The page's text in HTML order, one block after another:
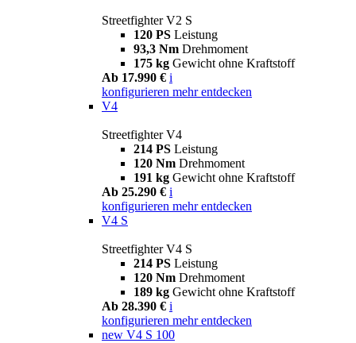
Streetfighter V2 S
120 PS Leistung
93,3 Nm Drehmoment
175 kg Gewicht ohne Kraftstoff
Ab 17.990 € i
konfigurieren mehr entdecken
V4
Streetfighter V4
214 PS Leistung
120 Nm Drehmoment
191 kg Gewicht ohne Kraftstoff
Ab 25.290 € i
konfigurieren mehr entdecken
V4 S
Streetfighter V4 S
214 PS Leistung
120 Nm Drehmoment
189 kg Gewicht ohne Kraftstoff
Ab 28.390 € i
konfigurieren mehr entdecken
new V4 S 100